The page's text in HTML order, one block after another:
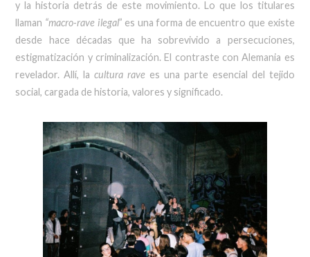
y la historia detrás de este movimiento. Lo que los titulares
llaman “macro-rave ilegal” es una forma de encuentro que existe
desde hace décadas que ha sobrevivido a persecuciones,
estigmatización y criminalización. El contraste con Alemania es
revelador. Allí, lacultura rave es una parte esencial del tejido
social, cargada de historia, valores y significado.